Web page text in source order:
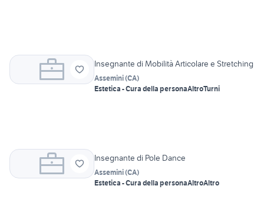
Insegnante di Mobilità Articolare e Stretching
Assemini(CA)
Estetica - Cura della personaAltroTurni
Insegnante di Pole Dance
Assemini(CA)
Estetica - Cura della personaAltroAltro